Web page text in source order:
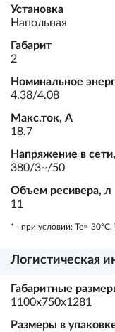
Установка
Напольная
Габарит
2
Номинальное
4.38/4.08
Макс.ток, А
18.7
Напряжение в
380/3~/50
Объем ресивера, л
11
* - при условии: Te=-
Логистическая
Габаритные
1100х750х1281
Размеры в